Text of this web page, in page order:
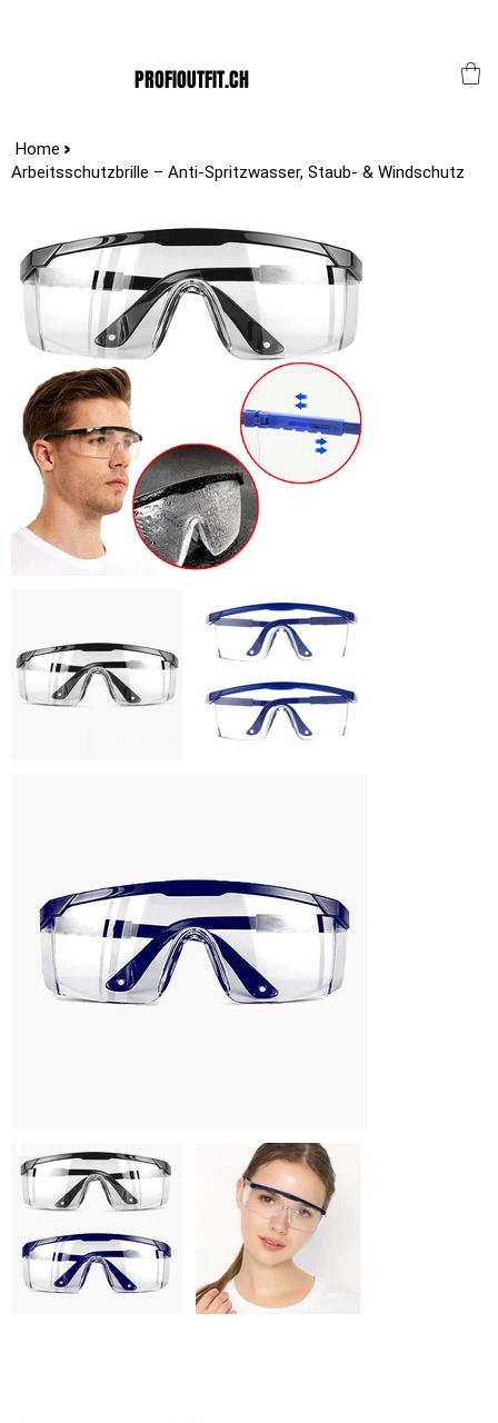
PROFIOUTFIT.CH
Home >
Arbeitsschutzbrille – Anti-Spritzwasser, Staub- & Windschutz